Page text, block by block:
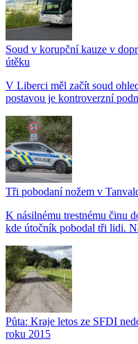
Soud v korupční kauze v
útěku
V Liberci měl začít soud
postavou je kontroverzní
Tři pobodaní nožem v
K násilnému trestnému činu
kde útočník pobodal tři lidi.
Půta: Kraje letos ze SFDI
roku 2015